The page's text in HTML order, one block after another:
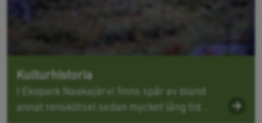
Kulturhistoria
I Ekopark Naakajärvi finns spår av bland
annat renskötsel sedan mycket lång tid...